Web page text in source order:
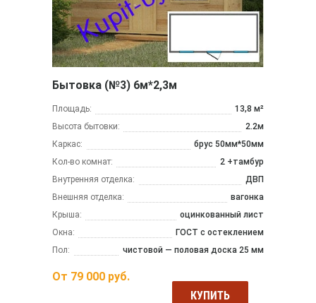
Бытовка (№3) 6м*2,3м
Площадь:
13,8 м²
Высота бытовки:
2.2м
Каркас:
брус 50мм*50мм
Кол-во комнат:
2 +тамбур
Внутренняя отделка:
ДВП
Внешняя отделка:
вагонка
Крыша:
оцинкованный лист
Окна:
ГОСТ с остеклением
Пол:
чистовой — половая доска 25 мм
От 79 000 руб.
КУПИТЬ